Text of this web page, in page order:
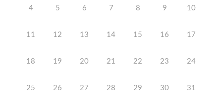
4 5 6 7 8 9 10
11 12 13 14 15 16 17
18 19 20 21 22 23 24
25 26 27 28 29 30 31